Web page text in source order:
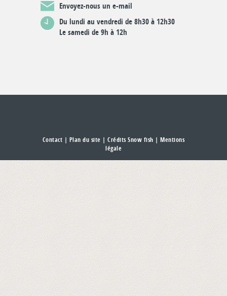
Envoyez-nous un e-mail
Du lundi au vendredi de 8h30 à 12h30
Le samedi de 9h à 12h
Contact | Plan du site | Crédits Snow fish |Mentions
légale